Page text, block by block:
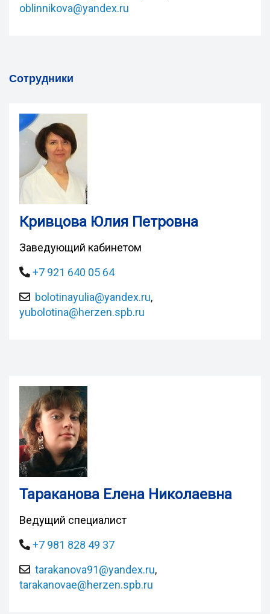
oblinnikova@yandex.ru
Сотрудники
Кривцова Юлия Петровна
Заведующий кабинетом
+7 921 640 05 64
bolotinayulia@yandex.ru,
yubolotina@herzen.spb.ru
Тараканова Елена Николаевна
Ведущий специалист
+7 981 828 49 37
tarakanova91@yandex.ru,
tarakanovae@herzen.spb.ru